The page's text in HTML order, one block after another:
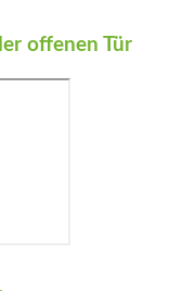
offenen Tür